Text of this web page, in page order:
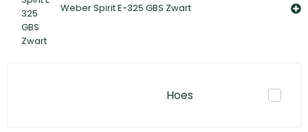
Weber Spirit E-325 GBS Zwart
Hoes